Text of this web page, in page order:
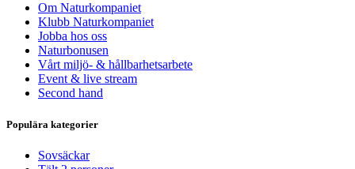
Om Naturkompaniet
Klubb Naturkompaniet
Jobba hos oss
Naturbonusen
Vårt miljö- & hållbarhetsarbete
Event & live stream
Second hand
Populära kategorier
Sovsäckar